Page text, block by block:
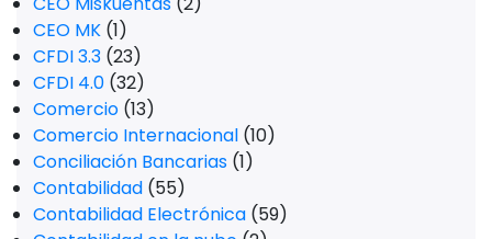
CEO MK (1)
CFDI 3.3 (23)
CFDI 4.0 (32)
Comercio (13)
Comercio Internacional (10)
Conciliación Bancarias (1)
Contabilidad (55)
Contabilidad Electrónica (59)